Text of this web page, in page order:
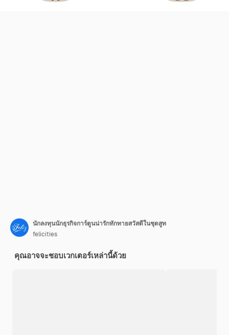
นักลงทุนนักธุรกิจการ์ตูนน่ารักทักทายสวัสดีในชุดสูท
felicities
คุณอาจจะชอบเวกเตอร์เหล่านี้ด้วย